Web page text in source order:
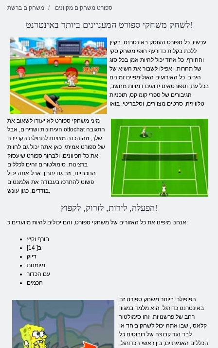
משחקים ברשת ספורט משחקים מקוונים
לשחק משחקי ספורט המעניינים ביותר באינטרנט!
עכשיו, כל ספורט העוסק באינטרנט. בקיץ
ללכת בקלות כדורעף חופי משחק סקי
והחורף. כל אחד יכול להיות אמן בכל סוג
של תחרות, ואפילו לשבור את השיא של
היריב. כל האירועים האולימפיים זמינים
בכל עת, וספורטאים ידועים דמויות מחשב,
הגיבורים של ספרי קומיקס, תוכניות
טלוויזיה, סרטים מצוירים, וסלבריטי. בואו
מיני משחקי ספורט לא יעזרו לשאוב את
העיתונות ושרירים, אבל ottochat התגובה
שלך, וזה הכנה מצוינת לתחילת הקריירה
של ספורט אמיתי. כאן אתה יכול גם לחוות
את כל הכיוונים, ולבחור ספורט שיעסוק
ברצינות. סימולטורים זהים לכללים
הנוכחיים, וזה גם יתרון. אבל אתה יכול
פשוט להתרכז בעבודה את אלמנטים
בודדים, כגון עונש.
הפעלה, לירות, לזרוק, לקפוץ!
אנחנו מיפינו את כל האזורים של משחקי ספורט, והם יכולים להיות מיועדים כ:
חורף וקיץ
ב[ 14]
דיוק
מיומנות
עם הכדור
חכמים
הפופולרי ביותר משחק ספורט זה
באינטרנט כדורגל. הוא מלמד במגוון
רחב של פרשנויות. זהו סימולטור
קלאסי, שבו אתה יכול לשחק ביחד או
לבד נגד קבוצה של רובוטים כל
הכללים האמיתיים; בין ראשי הכדורגל,